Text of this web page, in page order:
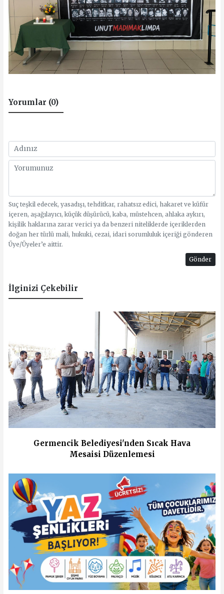
Yorumlar (0)
Suç teşkil edecek, yasadışı, tehditkar, rahatsız edici, hakaret ve küfür
içeren, aşağılayıcı, küçük düşürücü, kaba, müstehcen, ahlaka aykırı,
kişilik haklarına zarar verici ya da benzeri niteliklerde içeriklerden
doğan her türlü mali, hukuki, cezai, idari sorumluluk içeriği gönderen
Üye/Üyeler’e aittir.
Gönder
İlginizi Çekebilir
Germencik Belediyesi'nden Sıcak Hava
Mesaisi Düzenlemesi